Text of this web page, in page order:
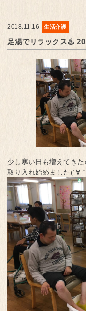
2018.11.16 生活介護
足湯でリラックス♨︎
少し寒い日も増えてき
取り入れ始めました(´∀｀